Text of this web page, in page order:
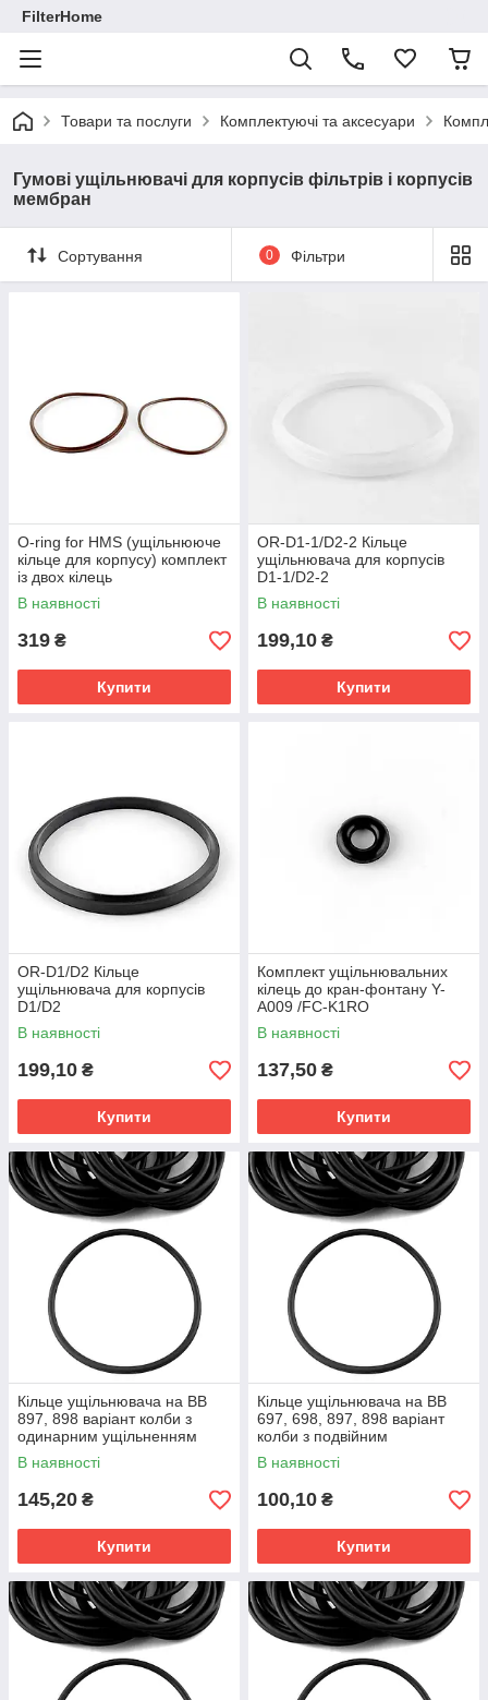
FilterHome
Товари та послуги Комплектуючі та аксесуари
Гумові ущільнювачі для корпусів фільтрів і корпусів
мембран
Сортування 0 Фільтри
O-ring for HMS (ущільнююче
кільце для корпусу) комплект
із двох кілець
В наявності
319 ₴
Купити
OR-D1-1/D2-2 Кільце
ущільнювача для корпусів
D1-1/D2-2
В наявності
199,10 ₴
Купити
OR-D1/D2 Кільце
ущільнювача для корпусів
D1/D2
В наявності
199,10 ₴
Купити
Комплект ущільнювальних
кілець до кран-фонтану Y-
A009 /FC-K1RO
В наявності
137,50 ₴
Купити
Кільце ущільнювача на BB
897, 898 варіант колби з
одинарним ущільненням
(OR-897/898 1рез)
В наявності
145,20 ₴
Купити
Кільце ущільнювача на BB
697, 698, 897, 898 варіант
колби з подвійним
ущільненням (OR-03-1)
В наявності
100,10 ₴
Купити